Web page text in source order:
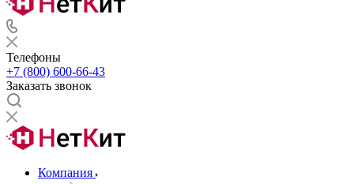
Телефоны
+7 (800) 600-66-43
Заказать звонок
Компания